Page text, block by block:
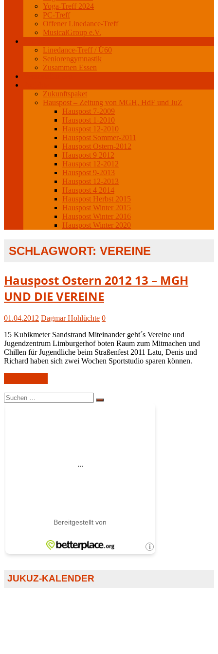
Yoga-Treff 2024
PC-Treff
Offener Linedance-Treff
MusicalGroup e.V.
Linedance-Treff / Ü60
Seniorengymnastik
Zusammen Essen
Zukunftspaket
Hauspost – Zeitung von MGH, HdF und JuZ
Hauspost 7-2009
Hauspost 1-2010
Hauspost 12-2010
Hauspost Sommer-2011
Hauspost Ostern-2012
Hauspost 9 2012
Hauspost 12-2012
Hauspost 9-2013
Hauspost 12-2013
Hauspost 4 2014
Hauspost Herbst 2015
Hauspost Winter 2015
Hauspost Winter 2016
Hauspost Winter 2020
SCHLAGWORT: VEREINE
Hauspost
Ostern-
2012
Hauspost Ostern 2012 13 – MGH
UND DIE VEREINE
01.04.2012 Dagmar Hohlüchte 0
15 Kubikmeter Sandstrand Miteinander geht´s Vereine und
Jugendzentrum Limburgerhof boten Raum zum Mitmachen und
Chillen für Jugendliche beim Straßenfest 2011 Latu, Denis und
Richard haben sich zwei Wochen Sportstudio sparen können.
Suchen
nach:
Suchen
JUKUZ-KALENDER